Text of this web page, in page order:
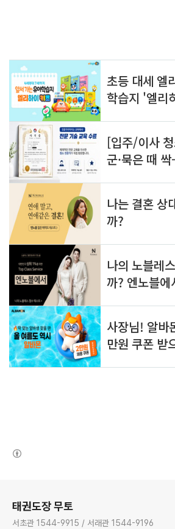
태권도장 무토
서초관 1544-9915 / 서래관 1544-